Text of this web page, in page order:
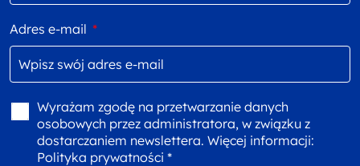
Adres e-mail *
Wyrażam zgodę na przetwarzanie danych
osobowych przez administratora, w związku z
dostarczaniem newslettera. Więcej informacji:
Polityka prywatności *